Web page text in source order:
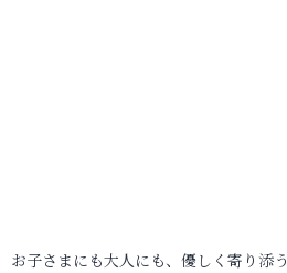
お子さまにも大人にも、優しく寄り添う